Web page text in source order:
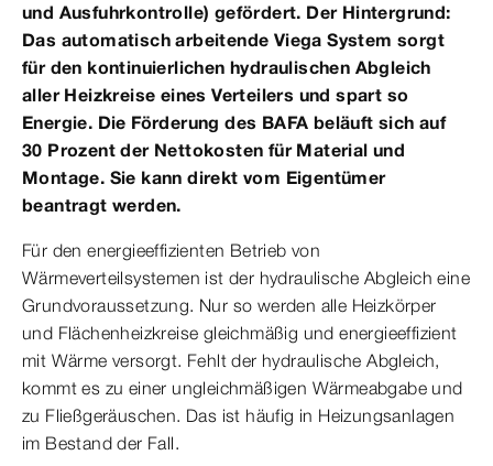
und Ausfuhrkontrolle) gefördert. Der Hintergrund:
Das automatisch arbeitende Viega System sorgt
für den kontinuierlichen hydraulischen Abgleich
aller Heizkreise eines Verteilers und spart so
Energie. Die Förderung des BAFA beläuft sich auf
30 Prozent der Nettokosten für Material und
Montage. Sie kann direkt vom Eigentümer
beantragt werden.
Für den energieeffizienten Betrieb von
Wärmeverteilsystemen ist der hydraulische Abgleich eine
Grundvoraussetzung. Nur so werden alle Heizkörper
und Flächenheizkreise gleichmäßig und energieeffizient
mit Wärme versorgt. Fehlt der hydraulische Abgleich,
kommt es zu einer ungleichmäßigen Wärmeabgabe und
zu Fließgeräuschen. Das ist häufig in Heizungsanlagen
im Bestand der Fall.